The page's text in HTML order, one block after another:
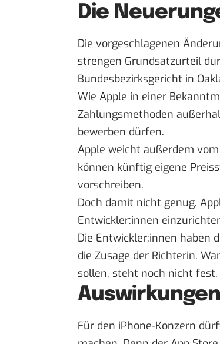
Die
Die vorgeschlagenen
strengen Grundsatzurteil
Bundesbezirksgericht in
Wie Apple in einer
Zahlungsmethoden
bewerben dürfen.
Apple weicht außerdem
können künftig eigene
vorschreiben.
Doch damit nicht genug.
Entwickler:innen
Die Entwickler:innen haben
die Zusage der Richterin.
sollen, steht noch nicht fest.
Für den iPhone-Konzern